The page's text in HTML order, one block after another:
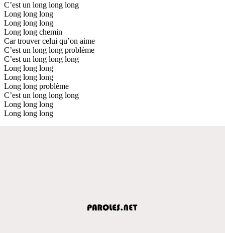
C’est un long long long
Long long long
Long long long
Long long chemin
Car trouver celui qu’on aime
C’est un long long problème
C’est un long long long
Long long long
Long long long
Long long problème
C’est un long long long
Long long long
Long long long